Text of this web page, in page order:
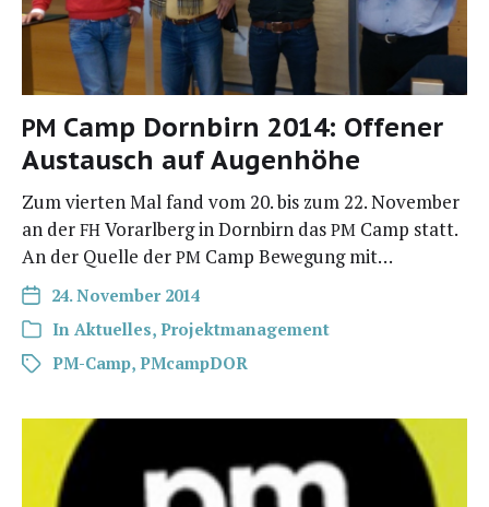
PM Camp Dornbirn 2014: Offener
Austausch auf Augenhöhe
Zum vier­ten Mal fand vom 20. bis zum 22. Novem­ber
an der FH Vor­arl­berg in Dorn­birn das PM Camp statt.
An der Quel­le der PM Camp Bewe­gung mit…
24. November 2014
In Aktuelles, Projektmanagement
PM-Camp, PMcampDOR